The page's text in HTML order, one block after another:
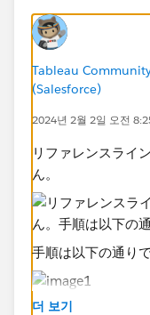
Tableau
(Salesforce)
2024년 2월 2일 오전
リファレンスライ
ん。
手順は以下の通りで
더 보기